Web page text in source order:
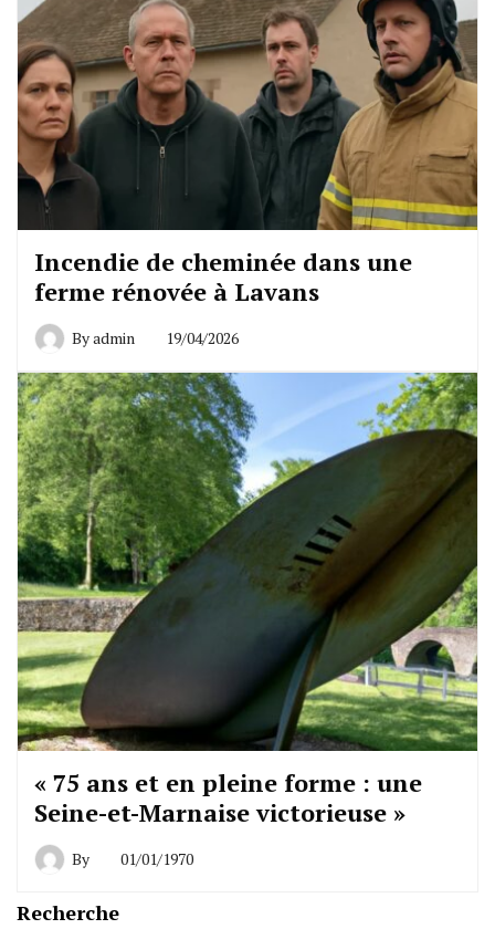
Incendie de cheminée dans une
ferme rénovée à Lavans
Byadmin 19/04/2026
« 75 ans et en pleine forme : une
Seine-et-Marnaise victorieuse »
By 01/01/1970
Recherche